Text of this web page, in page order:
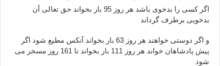
اگر کسی را بدخوی باشد هر روز 95 بار بخواند حق تعالی آن
بدخویی برطرف گرداند
و اگر دوستی خواهند هر روز 63 بار بخواند آنکس مطیع شود اگر
پیش پادشاهان خواند هر روز 111 بار بخواند تا 161 روز مسخر می
شود